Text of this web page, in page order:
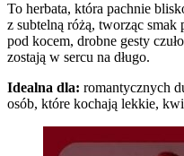
To herbata, która pachnie
z subtelną różą, tworząc
pod kocem, drobne gesty
zostają w sercu na długo.
Idealna dla: romantycznych
osób, które kochają lekkie,